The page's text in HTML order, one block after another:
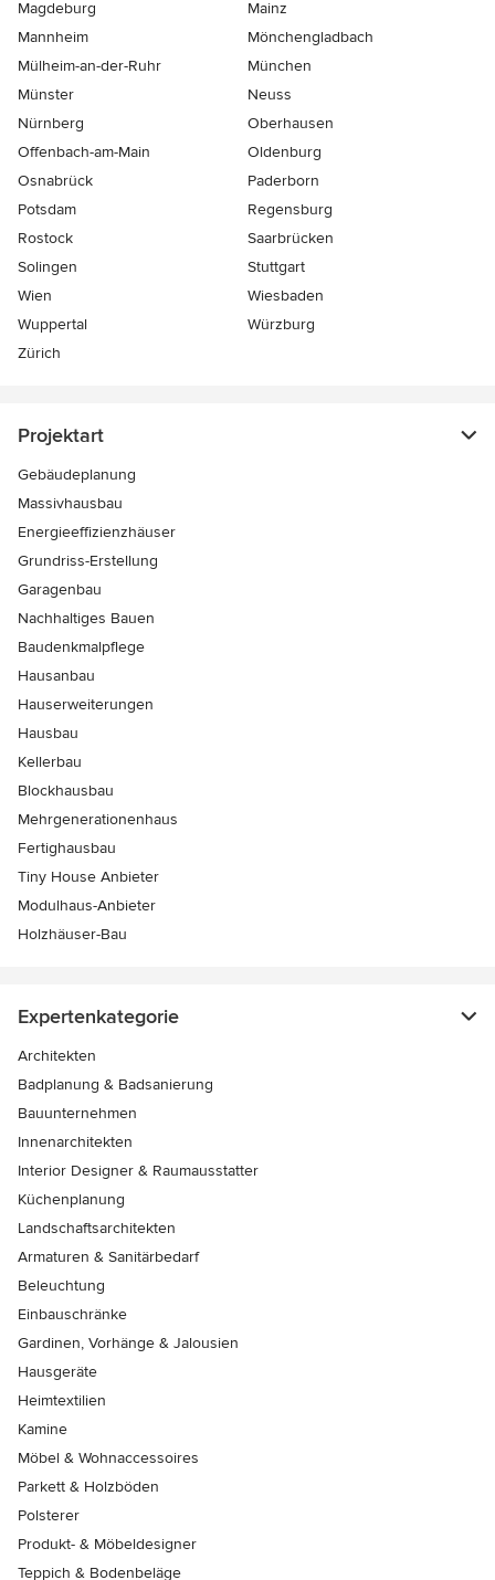
Magdeburg
Mainz
Mannheim
Mönchen­gladbach
Mülheim-an-der-Ruhr
München
Münster
Neuss
Nürnberg
Oberhausen
Offenbach-am-Main
Oldenburg
Osnabrück
Paderborn
Potsdam
Regensburg
Rostock
Saarbrücken
Solingen
Stuttgart
Wien
Wiesbaden
Wuppertal
Würzburg
Zürich
Projektart
Gebäudeplanung
Massivhausbau
Energieeffizienzhäuser
Grundriss-Erstellung
Garagenbau
Nachhaltiges Bauen
Baudenkmalpflege
Hausanbau
Hauserweiterungen
Hausbau
Kellerbau
Blockhausbau
Mehrgenerationenhaus
Fertighausbau
Tiny House Anbieter
Modulhaus-Anbieter
Holzhäuser-Bau
Expertenkategorie
Architekten
Badplanung & Badsanierung
Bauunternehmen
Innenarchitekten
Interior Designer & Raumausstatter
Küchenplanung
Landschaftsarchitekten
Armaturen & Sanitärbedarf
Beleuchtung
Einbauschränke
Gardinen, Vorhänge & Jalousien
Hausgeräte
Heimtextilien
Kamine
Möbel & Wohnaccessoires
Parkett & Holzböden
Polsterer
Produkt- & Möbeldesigner
Teppich & Bodenbeläge